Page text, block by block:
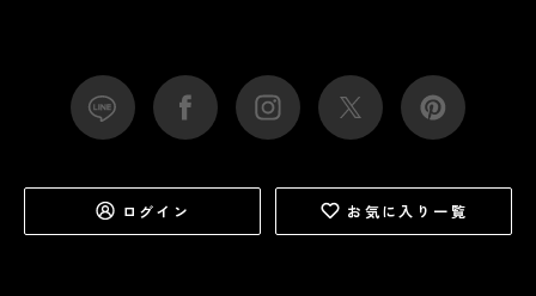
ログイン お気に入り一覧